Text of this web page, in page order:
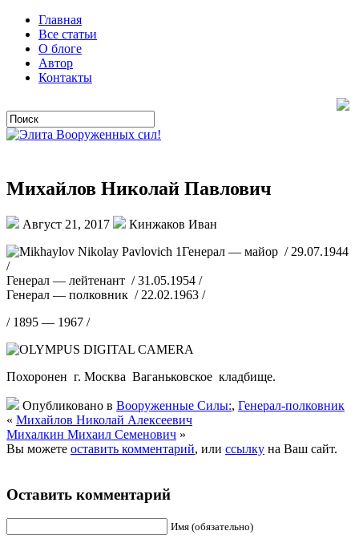
Главная
Все статьи
О блоге
Автор
Контакты
Михайлов Николай Павлович
Август 21, 2017
Кинжаков Иван
Генерал — майор / 29.07.1944
/
Генерал — лейтенант / 31.05.1954 /
Генерал — полковник / 22.02.1963 /
/ 1895 — 1967 /
Похоронен г. Москва Ваганьковское кладбище.
Опубликовано в Вооруженные Силы:, Генерал-полковник
« Михайлов Николай Алексеевич
Михалкин Михаил Семенович »
Вы можете оставить комментарий, или ссылку на Ваш сайт.
Оставить комментарий
Имя (обязательно)